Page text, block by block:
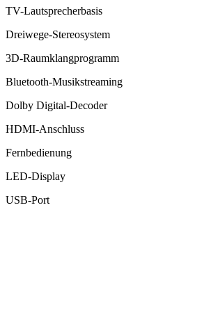
TV-Lautsprecherbasis
Dreiwege-Stereosystem
3D-Raumklangprogramm
Bluetooth-Musikstreaming
Dolby Digital-Decoder
HDMI-Anschluss
Fernbedienung
LED-Display
USB-Port